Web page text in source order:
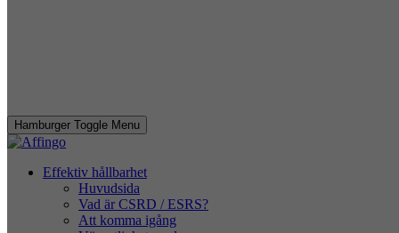
Hamburger Toggle Menu
Effektiv hållbarhet
Huvudsida
Vad är CSRD / ESRS?
Att komma igång